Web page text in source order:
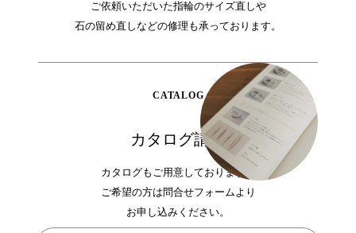
ご依頼いただいた指輪のサイズ直しや
石の留め直しなどの修理も承っております。
CATALOG
カタログ請求
カタログもご用意しております。
ご希望の方は問合せフォームより
お申し込みください。